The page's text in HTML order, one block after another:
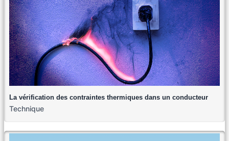
La vérification des contraintes thermiques dans un conducteur
Technique